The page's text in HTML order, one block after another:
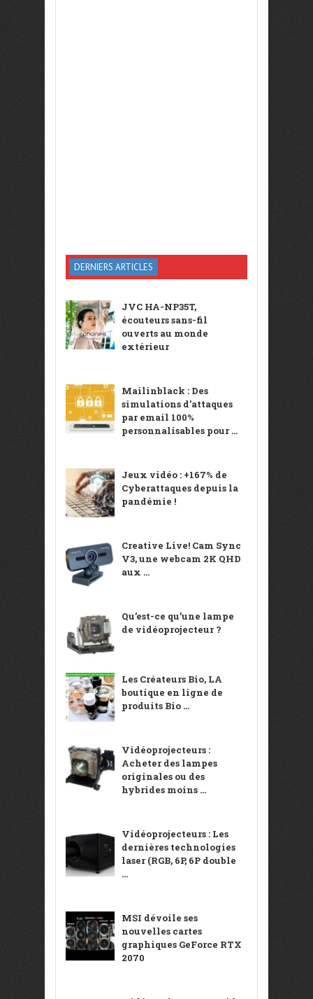
DERNIERS ARTICLES
JVC HA-NP35T,
écouteurs sans-fil
ouverts au monde
extérieur
Mailinblack : Des
simulations d’attaques
par email 100%
personnalisables pour ...
Jeux vidéo : +167% de
Cyberattaques depuis la
pandémie !
Creative Live! Cam Sync
V3, une webcam 2K QHD
aux ...
Qu’est-ce qu’une lampe
de vidéoprojecteur ?
Les Créateurs Bio, LA
boutique en ligne de
produits Bio ...
Vidéoprojecteurs :
Acheter des lampes
originales ou des
hybrides moins ...
Vidéoprojecteurs : Les
dernières technologies
laser (RGB, 6P, 6P double
...
MSI dévoile ses
nouvelles cartes
graphiques GeForce RTX
2070